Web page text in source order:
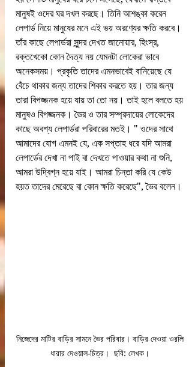
মানুষই ওদের ঘর দখল করছে। তিনি আশঙ্কা করেন
লেপার্ড নিয়ে মানুষের মনে এই ভয় অরণ্যের ক্ষতি করবে।
তাঁর কাছে লেপার্ডরা সুন্দর দেখত জানোয়ার, হিংস্র,
রক্তখেকো কোন দৈত্য নয় যেমনটা লোকেরা ভাবে
অনেকসময়। প্রকৃতি তাদের এমনভাবেই বানিয়েছে যে
বেঁচে থাকার জন্য তাদের শিকার করতে হয়। তার জন্য
তারা বিপজ্জনক হয়ে যায় তা তো নয়। তাই হলে বলতে হয়
মানুষও বিপজ্জনক। ভৈর ও তার সম্প্রদায়ের লোকেদের
কাছে অবশ্য লেপার্ডরা পরিবারের মতই। " ওদের সাথে
আমাদের যোগ এমনই যে, এক সপ্তাহ ধরে যদি আমরা
লেপার্ডের দেখা না পাই বা দেখতে পাওয়ার কথা না শুনি,
আমরা উদ্বিগ্ন হয়ে যাই। আমরা চিন্তা করি যে কেউ
হয়ত তাদের মেরেছে বা কোন ক্ষতি করেছে", ভৈর বলেন।
নিজেদের মাটির বাড়ির সামনে ভৈর পরিবার। বাড়ির দেওয়া ওরলি
ধারার দেওয়াল-চিত্র।  ছবি: লেখক।